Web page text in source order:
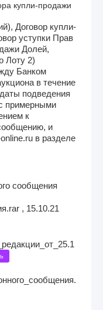
купли-продажи
Договор купли-
уступки Прав
Долей,
Лоту 2)
Банком
в течение
подведения
примерными
к
и
в разделе
сообщения
, 15.10.21